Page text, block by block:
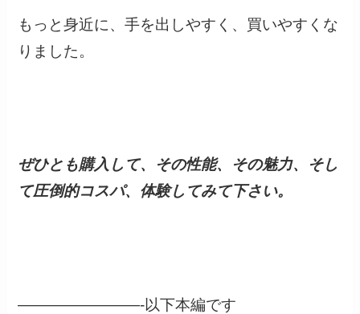
もっと身近に、手を出しやすく、買いやすくな
りました。
ぜひとも購入して、その性能、その魅力、そし
て圧倒的コスパ、体験してみて下さい。
————————-以下本編です